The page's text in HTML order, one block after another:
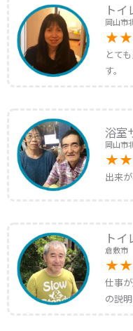
ト
岡山市
とて
す。
浴室
岡山
出来
ト
倉敷
仕事
の説